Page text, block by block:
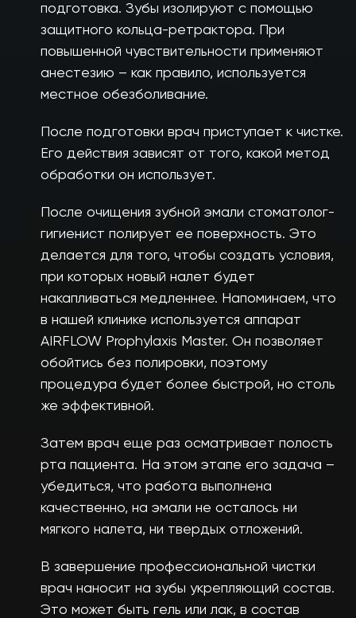
подготовка. Зубы изолируют с помощью
защитного кольца-ретрактора. При
повышенной чувствительности применяют
анестезию – как правило, используется
местное обезболивание.
После подготовки врач приступает к чистке.
Его действия зависят от того, какой метод
обработки он использует.
После очищения зубной эмали стоматолог-
гигиенист полирует ее поверхность. Это
делается для того, чтобы создать условия,
при которых новый налет будет
накапливаться медленнее. Напоминаем, что
в нашей клинике используется аппарат
AIRFLOW Prophylaxis Master. Он позволяет
обойтись без полировки, поэтому
процедура будет более быстрой, но столь
же эффективной.
Затем врач еще раз осматривает полость
рта пациента. На этом этапе его задача –
убедиться, что работа выполнена
качественно, на эмали не осталось ни
мягкого налета, ни твердых отложений.
В завершение профессиональной чистки
врач наносит на зубы укрепляющий состав.
Это может быть гель или лак, в состав